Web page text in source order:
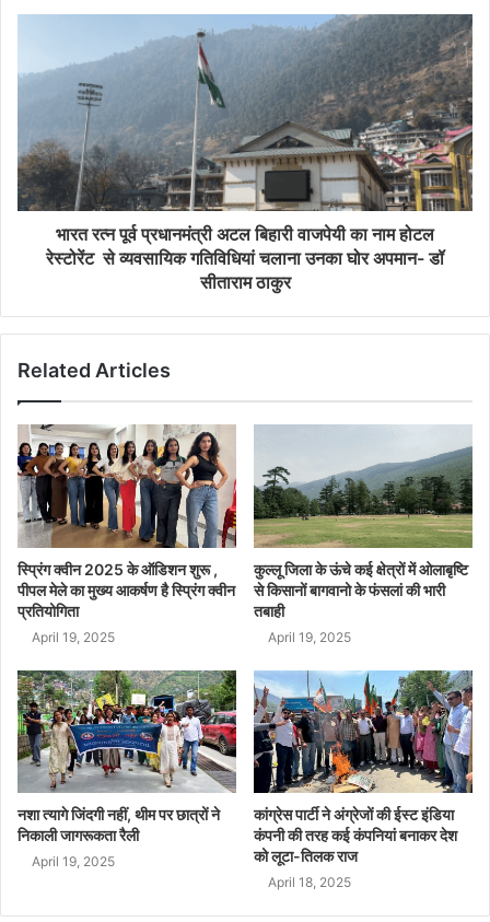
भारत रत्न पूर्व प्रधानमंत्री अटल बिहारी वाजपेयी का नाम होटल
रेस्टोरेंट से व्यवसायिक गतिविधियां चलाना उनका घोर अपमान- डॉ
सीताराम ठाकुर
Related Articles
स्प्रिंग क्वीन 2025 के ऑडिशन शुरू ,
पीपल मेले का मुख्य आकर्षण है स्प्रिंग क्वीन
प्रतियोगिता
April 19, 2025
कुल्लू जिला के ऊंचे कई क्षेत्रों में ओलाबृष्टि
से किसानों बागवानो के फंसलां की भारी
तबाही
April 19, 2025
नशा त्यागे जिंदगी नहीं, थीम पर छात्रों ने
निकाली जागरूकता रैली
April 19, 2025
कांग्रेस पार्टी ने अंग्रेजों की ईस्ट इंडिया
कंपनी की तरह कई कंपनियां बनाकर देश
को लूटा-तिलक राज
April 18, 2025